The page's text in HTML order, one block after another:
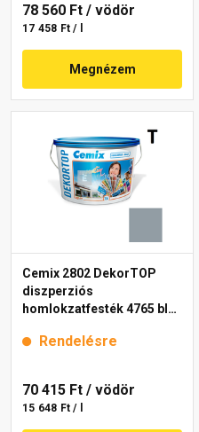
78 560 Ft / vödör
17 458 Ft / l
Megnézem
Cemix 2802 DekorTOP
diszperziós
homlokzatfesték 4765 blue
Rendelésre
70 415 Ft / vödör
15 648 Ft / l